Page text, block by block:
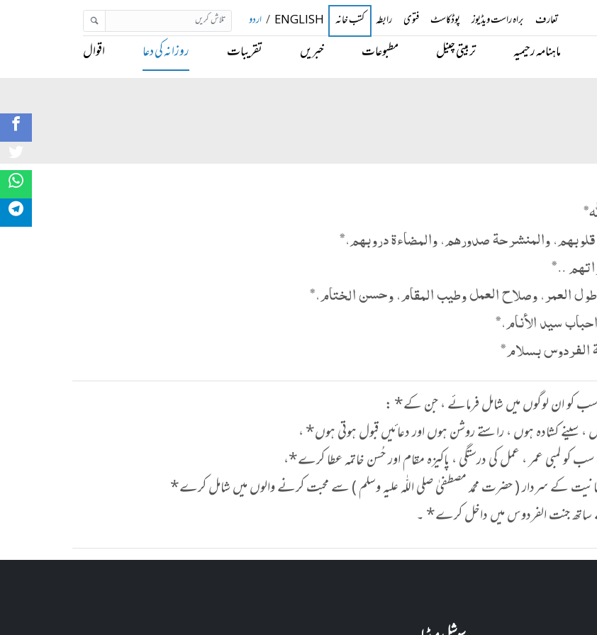
تعارف براہ راست ویڈیوز پوڈکاسٹ فتوی رابطہ کتب خانہ ENGLISH
/ اردو
ماہنامہ رحیمیہ تربیتی چینل مطبوعات خبریں تقریبات روزانہ کی دعا اقوال
والمنشرحة صدورهم، والمضاءة دروبهم،*
..*
العمر، وصلاح العمل وطيب المقام، وحسن الختام،*
سيد الأنام،*
الفردوس بسلام*
کو ان لوگوں میں شامل فرمائے ، جن کے* :
سینے کشادہ ہوں ، راستے روشن ہوں اور دعائیں قبول ہوتی ہوں* ،
لمبی عمر ، عمل کی درستگی ، پاکیزہ مقام اور حُسن خاتمہ عطا کرے*،
کے سردار ( حضرت محمد مصطفیٰ صلی اللّٰہ علیہ وسلم ) سے محبت کرنے والوں میں شامل کرے*
ساتھ جنت الفردوس میں داخل کرے* ۔